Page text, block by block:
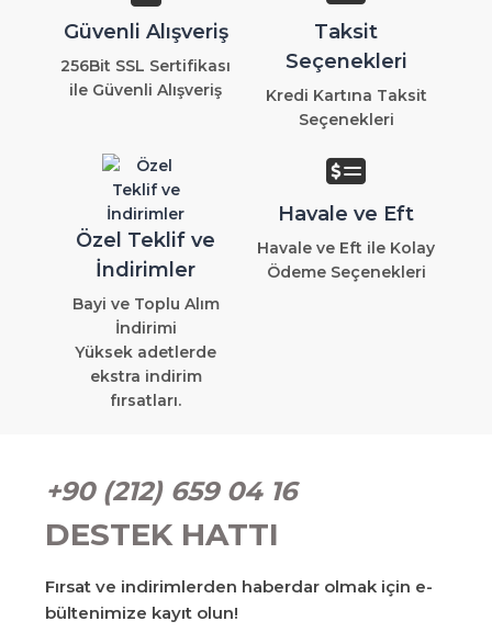
Güvenli Alışveriş
256Bit SSL Sertifikası
ile Güvenli Alışveriş
Taksit
Seçenekleri
Kredi Kartına Taksit
Seçenekleri
Özel Teklif ve
İndirimler
Bayi ve Toplu Alım
İndirimi
Yüksek adetlerde
ekstra indirim
fırsatları.
Havale ve Eft
Havale ve Eft ile Kolay
Ödeme Seçenekleri
+90 (212) 659 04 16
DESTEK HATTI
Fırsat ve indirimlerden haberdar olmak için e-
bültenimize kayıt olun!